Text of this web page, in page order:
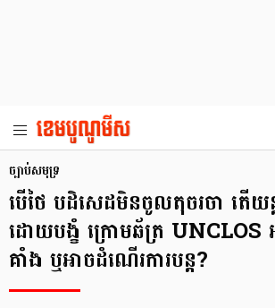
ច្បាប់សមុទ្រ
បើថៃ បដិសេដមិនចូលតុចរចា តើយន្ត
ដោយបង្ខំ ក្រោមឆ័ត្រ UNCLOS
គាំង ឬអាចដំណើរការបន្ត?